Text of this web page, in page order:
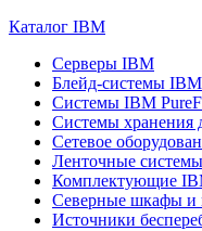
Каталог IBM
Серверы IBM
Блейд-системы IBM
Системы IBM
Системы хранения
Сетевое
Ленточные
Комплектующие
Северные шкафы и
Источники